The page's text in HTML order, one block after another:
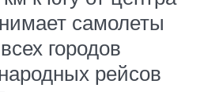
самолеты
городов
рейсов